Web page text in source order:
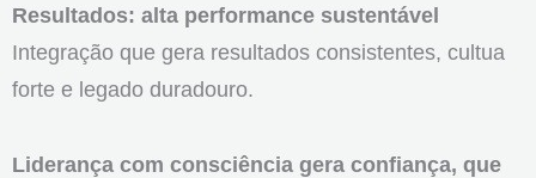
Resultados: alta performance sustentável
Integração que gera resultados consistentes, cultua
forte e legado duradouro.
Liderança com consciência gera confiança, que